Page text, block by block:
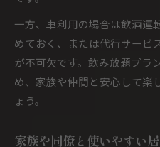
一方、車利用の場合は飲酒運
めておく、または代行サービ
が不可欠です。飲み放題プラ
め、家族や仲間と安心して楽
ょう。
家族や同僚と使いやすい